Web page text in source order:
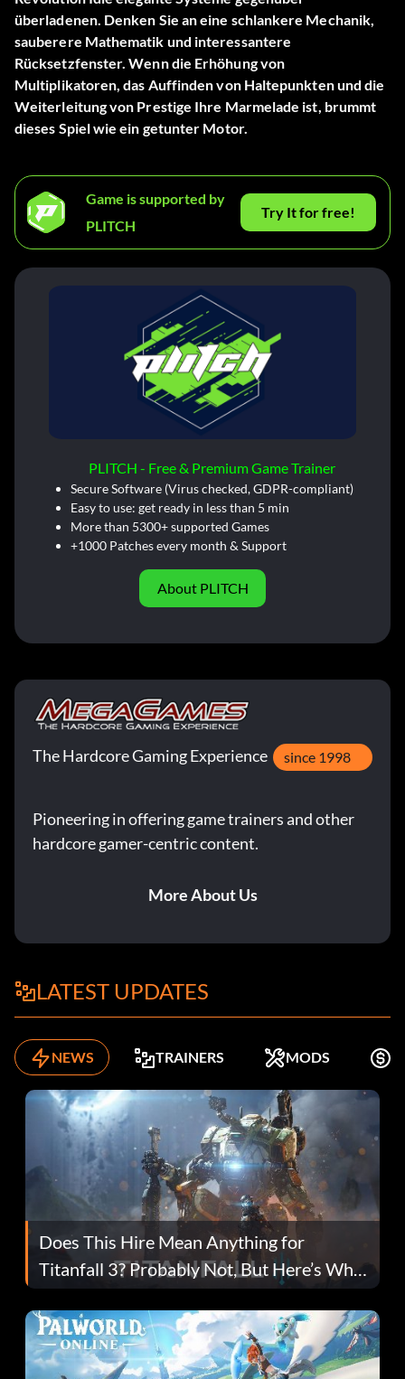
überladenen. Denken Sie an eine schlankere Mechanik,
sauberere Mathematik und interessantere
Rücksetzfenster. Wenn die Erhöhung von
Multiplikatoren, das Auffinden von Haltepunkten und die
Weiterleitung von Prestige Ihre Marmelade ist, brummt
dieses Spiel wie ein getunter Motor.
Game is supported by
PLITCH
Try It for free!
PLITCH - Free & Premium Game Trainer
Secure Software (Virus checked, GDPR-compliant)
Easy to use: get ready in less than 5 min
More than 5300+ supported Games
+1000 Patches every month & Support
About PLITCH
The Hardcore Gaming Experience since 1998
Pioneering in offering game trainers and other
hardcore gamer-centric content.
More About Us
LATEST UPDATES
NEWS TRAINERS MODS
Does This Hire Mean Anything for
Titanfall 3? Probably Not, But Here’s Why
Fans Are Hopeful